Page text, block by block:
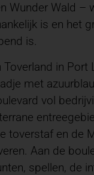
Wunder Wald –
is en het
is.
in Port
met
vol
toverstaf en de
Aan de
spellen, de